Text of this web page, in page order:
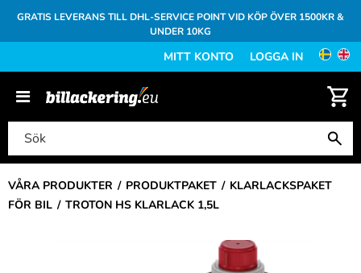
GRATIS LEVERANS TILL DHL-SERVICE POINT VID KÖP ÖVER 1500KR &
UNDER 10KG
MITT KONTO LOGGA IN
VÅRA PRODUKTER PRODUKTPAKET
KLARLACKSPAKET
FÖR BIL
TROTON HS KLARLACK 1,5L